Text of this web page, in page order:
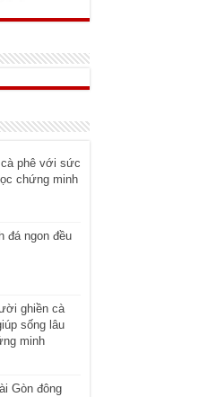
phê với sức
chứng minh
đá ngon đều
ghiền cà
sống lâu
minh
Gòn đông